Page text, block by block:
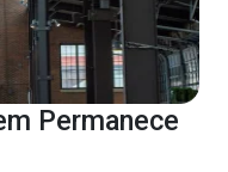
Permanece